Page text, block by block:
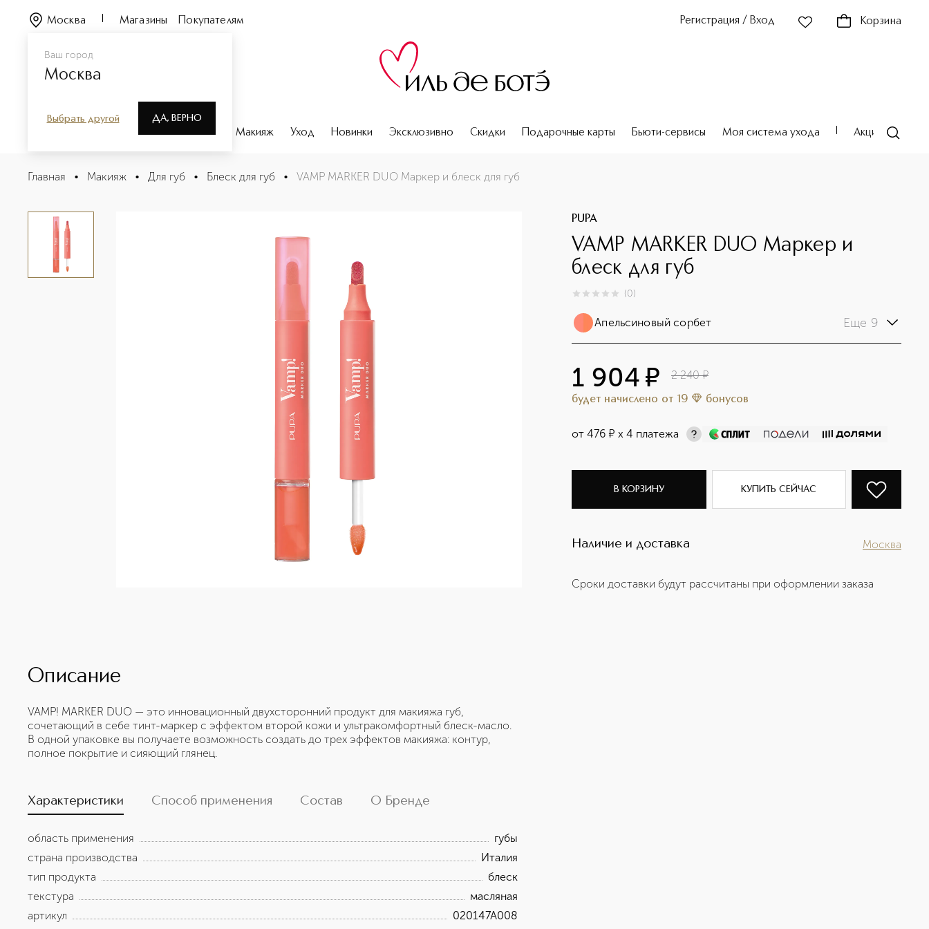
Ваш город
Москва
Выбрать другой ДА, ВЕРНО
Москва Магазины Покупателям Регистрация / Вход Корзина
Парфюмерия Макияж Уход Новинки Эксклюзивно Скидки Подарочные карты Бьюти-сервисы Моя система ухода Акции
VAMP MARKER DUO Маркер и блеск для губ
Описание
Главная • Макияж • Для губ • Блеск для губ • VAMP MARKER DUO Маркер и блеск для губ
PUPA
VAMP MARKER DUO Маркер и
блеск для губ
0из 0 (0)
Апельсиновый сорбет Еще 9
1 904 ¤ 2 240 ¤
будет начислено от 19 бонусов
от476 ¤ х 4 платежа
В КОРЗИНУ КУПИТЬ СЕЙЧАС
Наличие и доставка Москва
Сроки доставки будут рассчитаны при оформлении заказа
Описание
VAMP! MARKER DUO — это инновационный двухсторонний продукт для макияжа губ,
сочетающий в себе тинт-маркер с эффектом второй кожи и ультракомфортный блеск-масло.
В одной упаковке вы получаете возможность создать до трех эффектов макияжа: контур,
полное покрытие и сияющий глянец.
Характеристики Способ применения Состав О Бренде
область применения
губы
страна производства
Италия
тип продукта
блеск
текстура
масляная
артикул
020147A008